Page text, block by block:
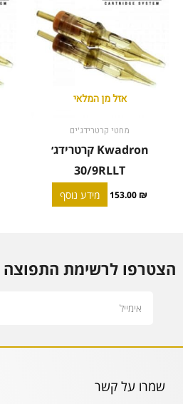
אזל מן המלאי
מחטי קרטרידג'ים
Kwadron קרטרידג׳
30/9RLLT
153.00 ₪ מידע נוסף
הצטרפו לרשימת התפוצה
שמרו על קשר